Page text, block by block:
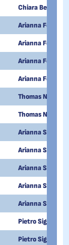
Chiara Betti
Arianna Fontana
Arianna Fontana
Arianna Fontana
Arianna Fontana
Thomas Nadalini
Thomas Nadalini
Arianna Sighel
Arianna Sighel
Arianna Sighel
Arianna Sighel
Arianna Sighel
Pietro Sighel
Pietro Sighel